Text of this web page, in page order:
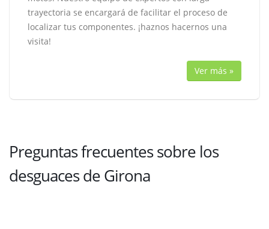
trayectoria se encargará de facilitar el proceso de
localizar tus componentes. ¡haznos hacernos una
visita!
Ver más »
Preguntas frecuentes sobre los
desguaces de Girona